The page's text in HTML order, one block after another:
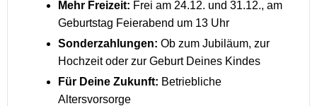
Mehr Freizeit: Frei am 24.12. und 31.12., am
Geburtstag Feierabend um 13 Uhr
Sonderzahlungen: Ob zum Jubiläum, zur
Hochzeit oder zur Geburt Deines Kindes
Für Deine Zukunft: Betriebliche
Altersvorsorge